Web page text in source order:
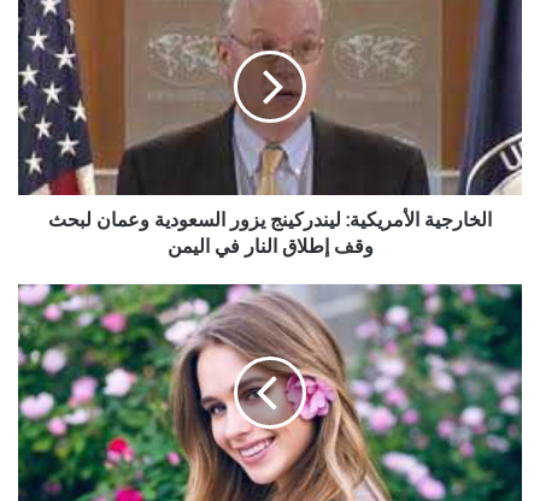
لبحث
وقف
إطلاق
الخارجية الأمريكية: ليندركينج يزور السعودية وعمان لبحث
وقف إطلاق النار في اليمن
حظك
الأبراج
الاربعاء
26
مايو/
آيار
2021